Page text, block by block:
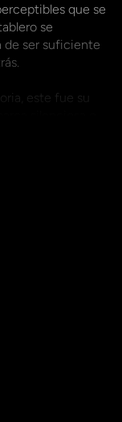
que se
se
de ser suficiente
este fue su
mercado